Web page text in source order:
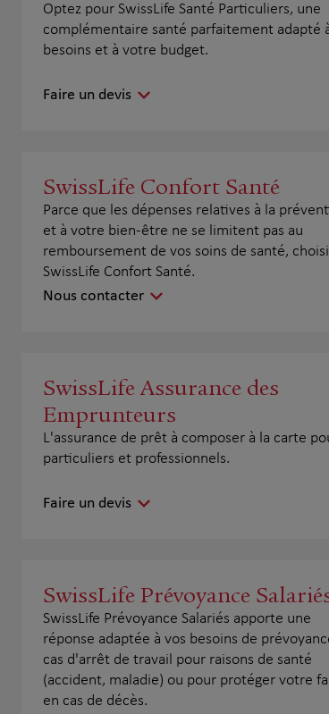
Optez pour SwissLife Santé Particuliers, une
complémentaire santé parfaitement adapté
besoins et à votre budget.
Faire un devis
SwissLife Confort Santé
Parce que les dépenses relatives à la
et à votre bien-être ne se limitent pas au
remboursement de vos soins de santé,
SwissLife Confort Santé.
Nous contacter
SwissLife Assurance des
Emprunteurs
L'assurance de prêt à composer à la carte
particuliers et professionnels.
Faire un devis
SwissLife Prévoyance
SwissLife Prévoyance Salariés apporte une
réponse adaptée à vos besoins de
cas d'arrêt de travail pour raisons de santé
(accident, maladie) ou pour protéger votre
en cas de décès.